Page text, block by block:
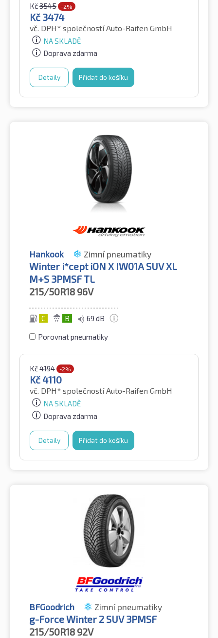
Kč3545 -2%
Kč 3474
vč. DPH* společností Auto-Raifen GmbH
NA SKLADĚ
Doprava zdarma
Detaily Přidat do košíku
Hankook Zimní pneumatiky
Winter i*cept iON X IW01A SUV XL
M+S 3PMSF TL
215/50R18 96V
C B 69 dB
Porovnat pneumatiky
Kč4194 -2%
Kč4110
vč. DPH* společností Auto-Raifen GmbH
NA SKLADĚ
Doprava zdarma
Detaily Přidat do košíku
BFGoodrich Zimní pneumatiky
g-Force Winter 2 SUV 3PMSF
215/50R18 92V